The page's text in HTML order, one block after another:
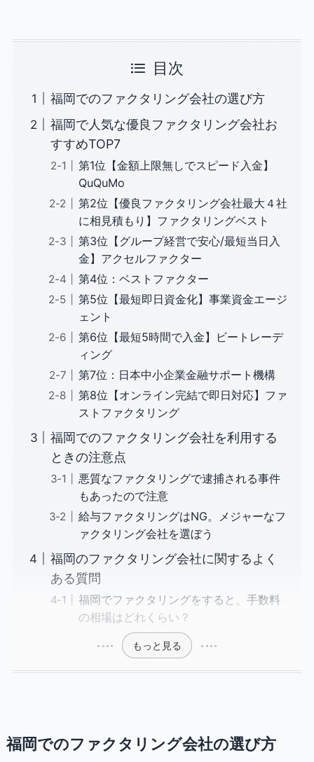
目次
福岡でのファクタリング会社の選び方
福岡で人気な優良ファクタリング会社お
すすめTOP7
第1位【金額上限無しでスピード入金】
QuQuMo
第2位【優良ファクタリング会社最大４社
に相見積もり】ファクタリングベスト
第3位【グループ経営で安心/最短当日入
金】アクセルファクター
第4位：ベストファクター
第5位【最短即日資金化】事業資金エージ
ェント
第6位【最短5時間で入金】ビートレーデ
ィング
第7位：日本中小企業金融サポート機構
第8位【オンライン完結で即日対応】ファ
ストファクタリング
福岡でのファクタリング会社を利用する
ときの注意点
悪質なファクタリングで逮捕される事件
もあったので注意
給与ファクタリングはNG。メジャーなフ
ァクタリング会社を選ぼう
福岡のファクタリング会社に関するよく
ある質問
福岡でファクタリングをすると、手数料
の相場はどれくらい？
もっと見る
福岡でのファクタリング会社の選び方